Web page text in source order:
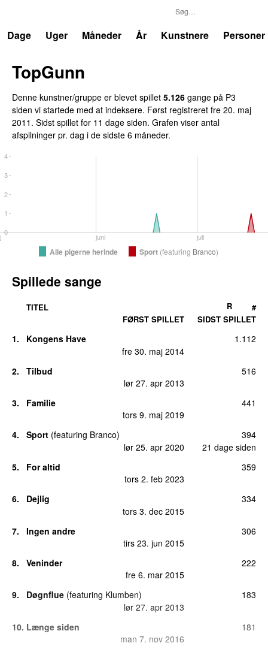
Dage
Uger Måneder År Kunstnere Personer
TopGunn
Denne kunstner/gruppe er blevet spillet 5.126 gange på P3
siden vi startede med at indeksere. Først registreret fre 20. maj
2011 . Sidst spillet for 11 dage siden. Grafen viser antal
afspilninger pr. dag i de sidste 6 måneder.
juni juli
0
1
2
3
4
Alle pigerne herinde Sport (featuring Branco)
Spillede sange
TITEL
FØRST SPILLET
SIDST SPILLET
R #
1.
Kongens Have
fre 30. maj 2014
1.112
2.
Tilbud
lør 27. apr 2013
516
3.
Familie
tors 9. maj 2019
441
4. Sport (featuring Branco)
lør 25. apr 2020
21 dage siden
394
5.
For altid
tors 2. feb 2023
359
6.
Dejlig
tors 3. dec 2015
334
7.
Ingen andre
tirs 23. jun 2015
306
8.
Veninder
fre 6. mar 2015
222
9. Døgnflue (featuring Klumben)
lør 27. apr 2013
183
10. Længe siden
man 7. nov 2016
181